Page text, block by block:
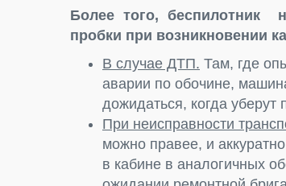
Более того, беспилотник
пробки при возникновении
В случае ДТП. Там, где
аварии по обочине,
дожидаться, когда уберут
При неисправности
можно правее, и
в кабине в аналогичных